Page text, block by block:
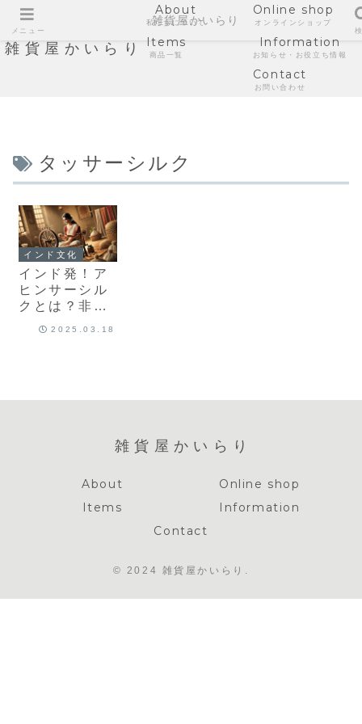
雑貨屋かいらり
About
私たちについて
Online shop
オンラインショップ
Items
商品一覧
Information
お知らせ・お役立ち情報
Contact
お問い合わせ
タッサーシルク
インド文化
インド発！ア
ヒンサーシル
クとは？非暴
2025.03.18
雑貨屋かいらり
About
Online shop
Items
Information
Contact
© 2024 雑貨屋かいらり.
メニュー
雑貨屋かいらり